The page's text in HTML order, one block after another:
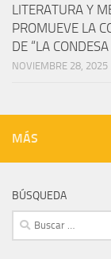
LITERATURA Y
PROMUEVE LA
DE “LA
NOVIEMBRE 28, 2025
MÁS
BÚSQUEDA
Buscar: